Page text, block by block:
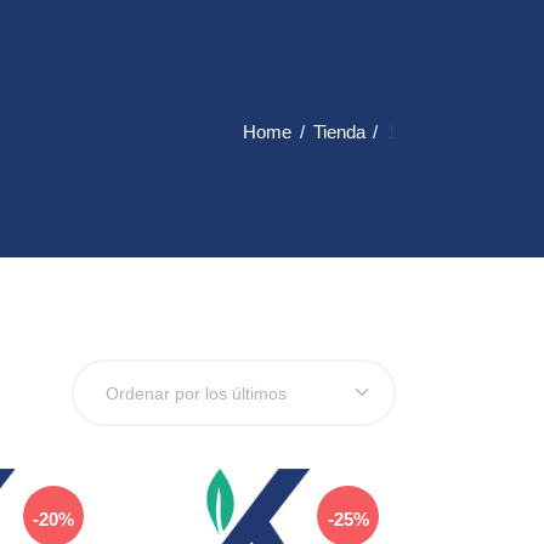
Home Tienda 1
-20% -25%